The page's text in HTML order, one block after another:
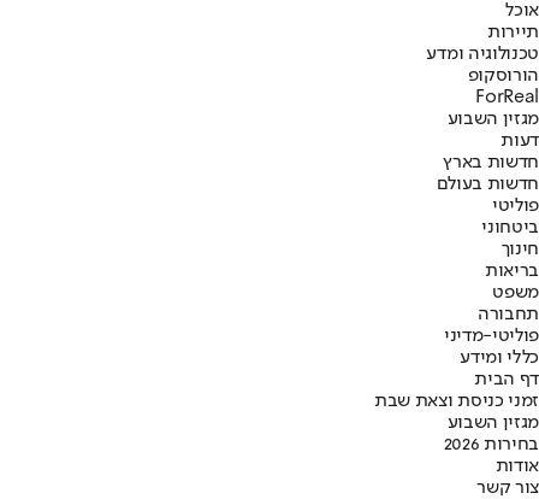
אוכל
תיירות
טכנולוגיה ומדע
הורוסקופ
ForReal
מגזין השבוע
דעות
חדשות בארץ
חדשות בעולם
פוליטי
ביטחוני
חינוך
בריאות
משפט
תחבורה
פוליטי-מדיני
כללי ומידע
דף הבית
זמני כניסת וצאת שבת
מגזין השבוע
בחירות 2026
אודות
צור קשר